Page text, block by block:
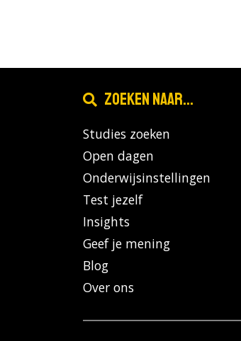
Zoeken naar...
Studies zoeken
Open dagen
Onderwijsinstellingen
Test jezelf
Insights
Geef je mening
Blog
Over ons